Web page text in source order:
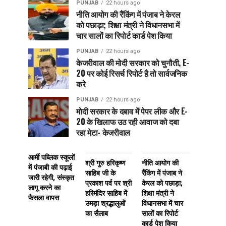
PUNJAB 22 hours ago
नीति आयोग की रैंकिंग में पंजाब ने केरल
को पछाड़ा; शिक्षा मंत्री ने विधानसभा में
चार सालों का रिपोर्ट कार्ड पेश किया
PUNJAB 22 hours ago
केजरीवाल की मोदी सरकार को चुनौती, E-
20 पर कोई रिसर्च रिपोर्ट है तो सार्वजनिक
करे
PUNJAB 22 hours ago
मोदी सरकार के दबाव में पेपर लीक और E-
20 के खिलाफ उठ रही आवाज को दबा
रहा मेटा- केजरीवाल
आर्मी पब्लिक स्कूलों
में पंजाबी की पढ़ाई
जारी रहेगी, संस्कृत
लागू करने का
फैसला वापस
श्री गुरु हरिकृष्ण
साहिब जी के
प्रकाश पर्व पर श्री
हरिमंदिर साहिब में
उमड़ा श्रद्धालुओं
का सैलाब
नीति आयोग की
रैंकिंग में पंजाब ने
केरल को पछाड़ा;
शिक्षा मंत्री ने
विधानसभा में चार
सालों का रिपोर्ट
कार्ड पेश किया